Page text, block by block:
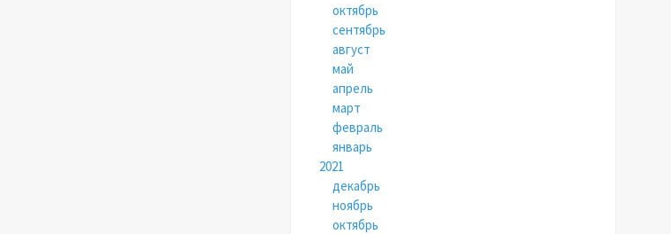
октябрь
сентябрь
август
май
апрель
март
февраль
январь
2021
декабрь
ноябрь
октябрь